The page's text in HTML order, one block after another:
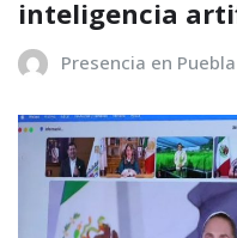
inteligencia
Presencia en Puebla